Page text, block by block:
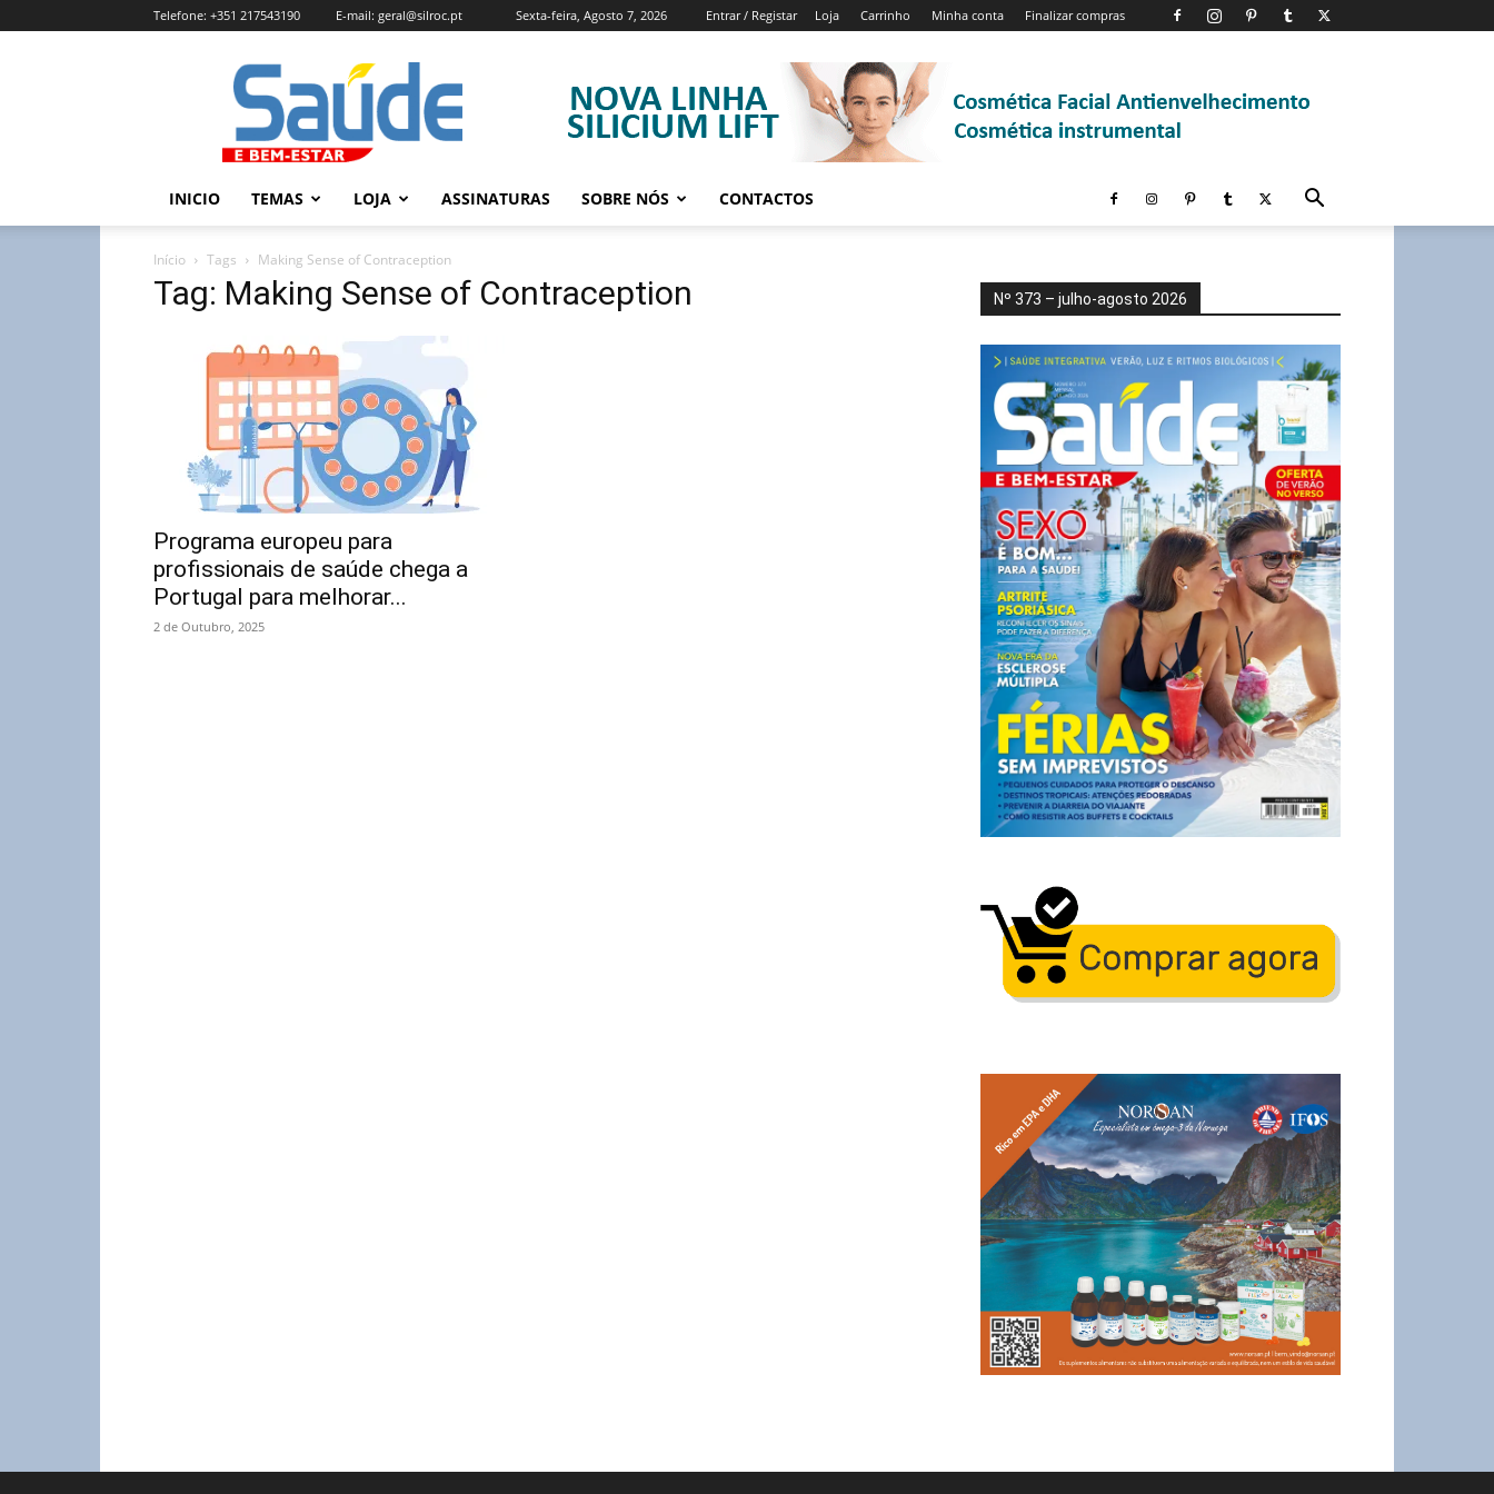
Sexta-feira, Agosto 7, 2026 Entrar / Registar Loja Carrinho Minha conta Finalizar compras
Telefone: +351 217543190 E-mail: geral@silroc.pt
Revista
Saúde
e
Bem
Estar
Edição
INICIO TEMAS LOJA ASSINATURAS SOBRE NÓS CONTACTOS
Início Tags Making Sense of Contraception
Tag: Making Sense of Contraception
Programa europeu para
profissionais de saúde chega a
Portugal para melhorar...
2 de Outubro, 2025
Nº 373 – julho-agosto 2026